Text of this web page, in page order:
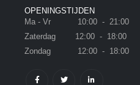
OPENINGSTIJDEN
Ma - Vr 10:00 - 21:00
Zaterdag 12:00 - 18:00
Zondag 12:00 - 18:00